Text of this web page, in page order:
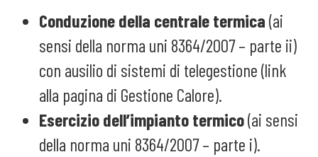
Conduzione della centrale termica (ai
sensi della norma uni 8364/2007 – parte ii)
con ausilio di sistemi di telegestione (link
alla pagina di Gestione Calore).
Esercizio dell’impianto termico(ai sensi
della norma uni 8364/2007 – parte i).